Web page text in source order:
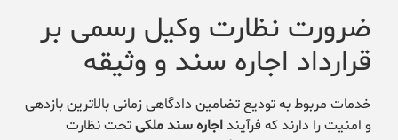
ضرورت نظارت وکیل رسمی بر
قرارداد اجاره سند و وثیقه
خدمات مربوط به تودیع تضامین دادگاهی زمانی بالاترین بازدهی
و امنیت را دارند که فرآینداجاره سند ملکیتحت نظارت